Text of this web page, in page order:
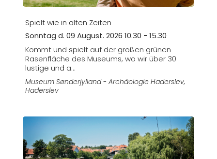
Spielt wie in alten Zeiten
Sonntag d. 09 August. 2026 10.30 - 15.30
Kommt und spielt auf der großen grünen
Rasenfläche des Museums, wo wir über 30
lustige und a...
Museum Sønderjylland - Archäologie Haderslev,
Haderslev